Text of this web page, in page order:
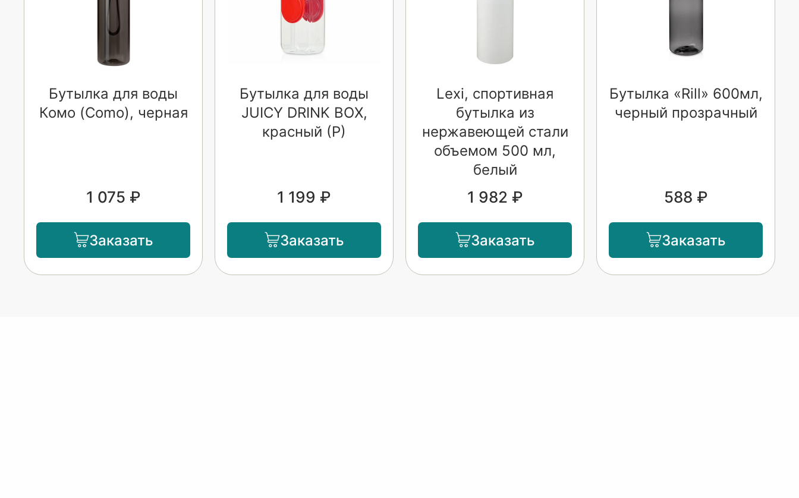
Бутылка для воды
Комо (Como), черная
1 075 ₽
Заказать
Бутылка для воды
JUICY DRINK BOX,
красный (Р)
1 199 ₽
Заказать
Lexi, спортивная
бутылка из
нержавеющей стали
объемом 500 мл,
белый
1 982 ₽
Заказать
Бутылка «Rill» 600мл,
черный прозрачный
588 ₽
Заказать